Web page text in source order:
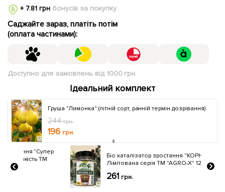
+ 7.81 грнбонусів за покупку
Саджайте зараз, платіть потім
(оплата частинами):
Доступно для замовлень від 1000 грн.
Ідеальний комплект
Груша "Лимонка" (літній сорт, ранній термін дозрівання)
244грн.
196 грн.
Бiо каталiзатор зростання "КОРНЕВИН АГР"
Лімітована серія ТМ "AGRO-X" 120г
261грн.